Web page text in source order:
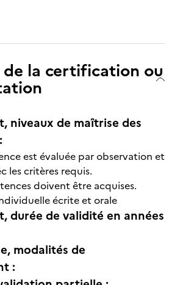
la certification ou
niveaux de maîtrise des
est évaluée par observation et
les critères requis.
doivent être acquises.
écrite et orale
durée de validité en années
modalités de
: